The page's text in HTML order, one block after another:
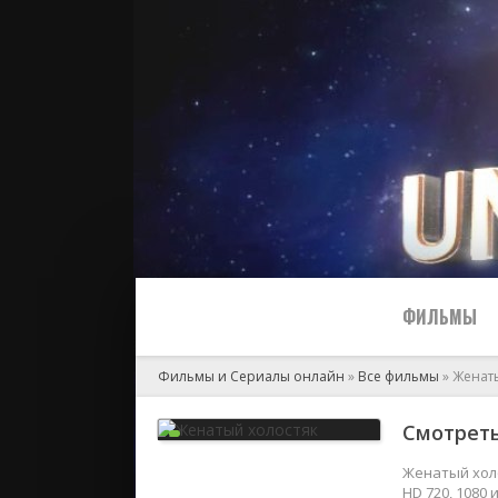
ФИЛЬМЫ
2024
Фильмы и Сериалы онлайн » Все фильмы »
Женатый
HD 720,